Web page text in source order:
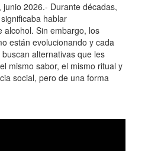
2026.- Durante décadas,
hablar
alcohol. Sin embargo, los
están evolucionando y cada
alternativas que les
mismo sabor, el mismo ritual y
social, pero de una forma